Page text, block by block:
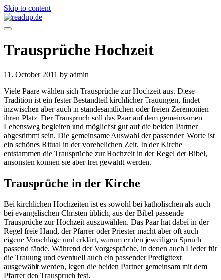
Skip to content
Trausprüche Hochzeit
11. October 2011 by admin
Viele Paare wählen sich Trausprüche zur Hochzeit aus. Diese
Tradition ist ein fester Bestandteil kirchlicher Trauungen, findet
inzwischen aber auch in standesamtlichen oder freien Zeremonien
ihren Platz. Der Trauspruch soll das Paar auf dem gemeinsamen
Lebensweg begleiten und möglichst gut auf die beiden Partner
abgestimmt sein. Die gemeinsame Auswahl der passenden Worte ist
ein schönes Ritual in der vorehelichen Zeit. In der Kirche
entstammen die Trausprüche zur Hochzeit in der Regel der Bibel,
ansonsten können sie aber frei gewählt werden.
Trausprüche in der Kirche
Bei kirchlichen Hochzeiten ist es sowohl bei katholischen als auch
bei evangelischen Christen üblich, aus der Bibel passende
Trausprüche zur Hochzeit auszuwählen. Das Paar hat dabei in der
Regel freie Hand, der Pfarrer oder Priester macht aber oft auch
eigene Vorschläge und erklärt, warum er den jeweiligen Spruch
passend fände. Während der Vorgespräche, in denen auch Lieder für
die Trauung und eventuell auch ein passender Predigttext
ausgewählt werden, legen die beiden Partner gemeinsam mit dem
Pfarrer den Trauspruch fest.